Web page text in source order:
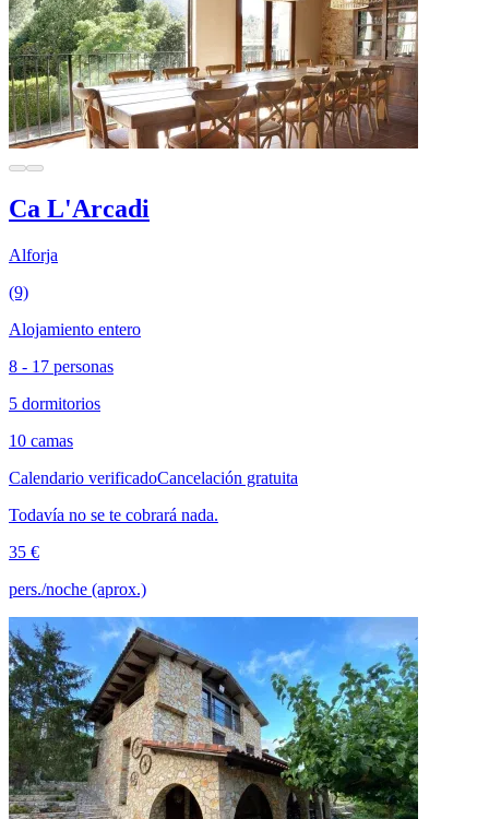
Ca L'Arcadi
Alforja
(9)
Alojamiento entero
8 - 17 personas
5 dormitorios
10 camas
Calendario verificadoCancelación gratuita
Todavía no se te cobrará nada.
35 €
pers./noche (aprox.)